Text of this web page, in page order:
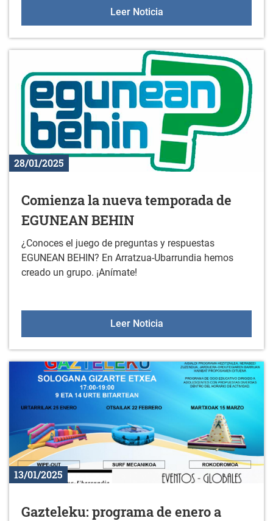
Leer NoticiaVisitas guiadas:
28/01/2025
Comienza la nueva temporada de
EGUNEAN BEHIN
¿Conoces el juego de preguntas y respuestas
EGUNEAN BEHIN? En Arratzua-Ubarrundia hemos
creado un grupo. ¡Anímate!
Leer NoticiaComienza la nueva
13/01/2025
Gazteleku: programa de enero a